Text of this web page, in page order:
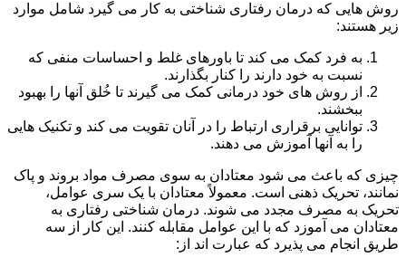
روش هایی که درمان رفتاری شناختی به کار می گیرد شامل موارد
زیر هستند:
به فرد کمک می کند تا باورهای غلط و احساسات منفی که
نسبت به خود دارند را کنار بگذارند.
از روش های خود درمانی کمک می گیرند تا خُلق آنها را بهبود
ببخشند.
توانایی برقراری ارتباط را در آنان تقویت می کند و تکنیک هایی
را به آنها آموزش می دهند.
چیزی که باعث می شود معتادان به سوی مصرف مواد بروند و پاک
نمانند، تحریک ذهنی است. معمولاً معتادان با یک سری عوامل،
تحریک به مصرف مجدد می شوند. درمان شناختی رفتاری به
معتادان می آموزد که با این عوامل مقابله کنند. این کار از سه
طریق انجام می پذیرد که عبارت اند از: